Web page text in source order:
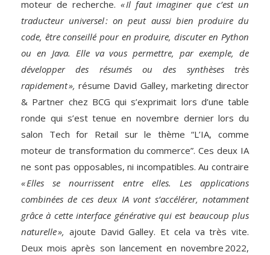
moteur de recherche. « Il faut imaginer que c’est un
traducteur universel : on peut aussi bien produire du
code, être conseillé pour en produire, discuter en Python
ou en Java. Elle va vous permettre, par exemple, de
développer des résumés ou des synthèses très
rapidement », résume David Galley, marketing director
& Partner chez BCG qui s’exprimait lors d’une table
ronde qui s’est tenue en novembre dernier lors du
salon Tech for Retail sur le thème “L’IA, comme
moteur de transformation du commerce”. Ces deux IA
ne sont pas opposables, ni incompatibles. Au contraire
« Elles se nourrissent entre elles. Les applications
combinées de ces deux IA vont s’accélérer, notamment
grâce à cette interface générative qui est beaucoup plus
naturelle », ajoute David Galley. Et cela va très vite.
Deux mois après son lancement en novembre 2022,